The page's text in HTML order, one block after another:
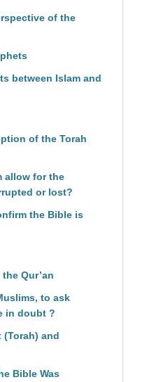
of the
between Islam and
of the Torah
allow for the
or lost?
the Bible is
Qur’an
to ask
in doubt ?
(Torah) and
Bible Was